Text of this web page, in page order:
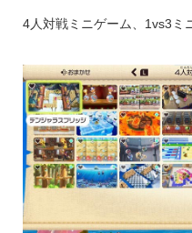
4人対戦ミニゲーム、1vs3ミ